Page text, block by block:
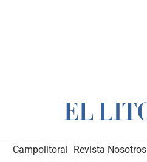
Campolitoral Revista Nosotros